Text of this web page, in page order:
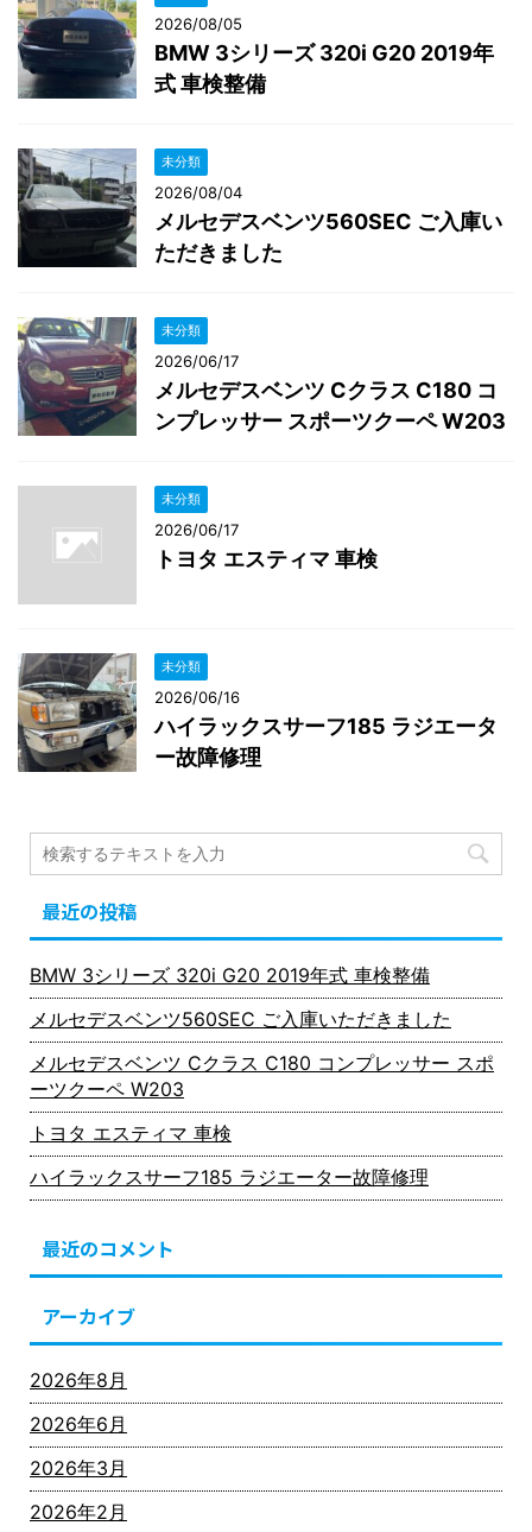
2026/08/05
BMW 3シリーズ 320i G20 2019年
式 車検整備
未分類
2026/08/04
メルセデスベンツ560SEC ご入庫い
ただきました
未分類
2026/06/17
メルセデスベンツ Cクラス C180 コ
ンプレッサー スポーツクーペ W203
未分類
2026/06/17
トヨタ エスティマ 車検
未分類
2026/06/16
ハイラックスサーフ185 ラジエータ
ー故障修理
最近の投稿
BMW 3シリーズ 320i G20 2019年式 車検整備
メルセデスベンツ560SEC ご入庫いただきました
メルセデスベンツ Cクラス C180 コンプレッサー スポ
ーツクーペ W203
トヨタ エスティマ 車検
ハイラックスサーフ185 ラジエーター故障修理
最近のコメント
アーカイブ
2026年8月
2026年6月
2026年3月
2026年2月